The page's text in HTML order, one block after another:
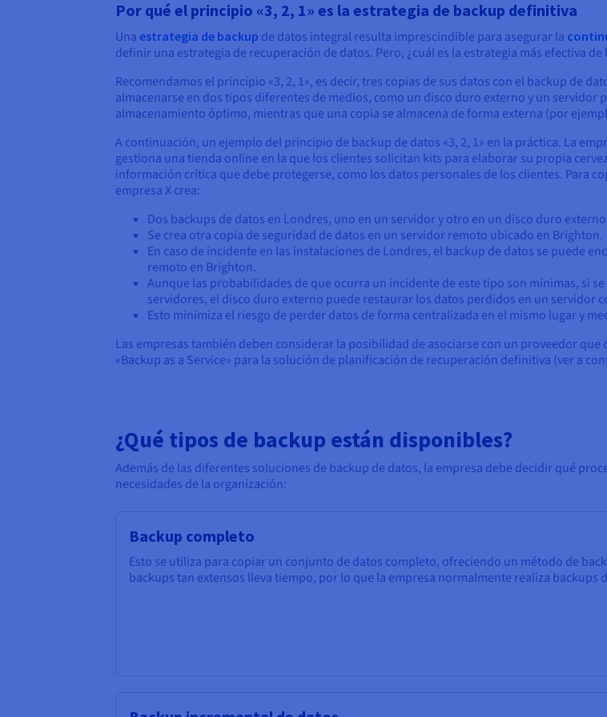
Por qué el principio «3, 2, 1» es la estrategia de backup definitiva
Una estrategia de backup de datos integral resulta imprescindible para asegurar la
definir una estrategia de recuperación de datos. Pero, ¿cuál es la estrategia más efectiva de
Recomendamos el principio «3, 2, 1», es decir, tres copias de sus datos con el backup de
almacenarse en dos tipos diferentes de medios, como un disco duro externo y un servidor
almacenamiento óptimo, mientras que una copia se almacena de forma externa (por
A continuación, un ejemplo del principio de backup de datos «3, 2, 1» en la práctica. La
gestiona una tienda online en la que los clientes solicitan kits para elaborar su propia
información crítica que debe protegerse, como los datos personales de los clientes. Para
empresa X crea:
Dos backups de datos en Londres, uno en un servidor y otro en un disco duro
Se crea otra copia de seguridad de datos en un servidor remoto ubicado en Brighton.
En caso de incidente en las instalaciones de Londres, el backup de datos se puede
remoto en Brighton.
Aunque las probabilidades de que ocurra un incidente de este tipo son mínimas, si
servidores, el disco duro externo puede restaurar los datos perdidos en un servidor
Esto minimiza el riesgo de perder datos de forma centralizada en el mismo lugar y
Las empresas también deben considerar la posibilidad de asociarse con un proveedor que
«Backup as a Service» para la solución de planificación de recuperación definitiva (ver a
¿Qué tipos de backup están disponibles?
Además de las diferentes soluciones de backup de datos, la empresa debe decidir qué
necesidades de la organización:
Backup completo
Esto se utiliza para copiar un conjunto de datos completo, ofreciendo un método de
backups tan extensos lleva tiempo, por lo que la empresa normalmente realiza backups